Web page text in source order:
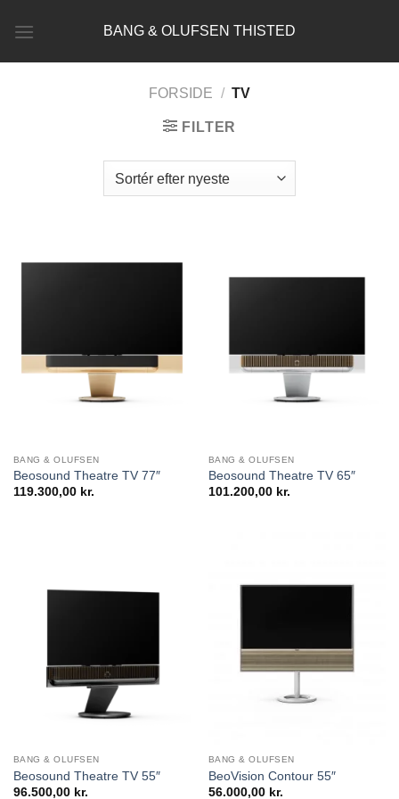
BANG & OLUFSEN THISTED
FORSIDE / TV
FILTER
BANG & OLUFSEN
Beosound Theatre TV 77″
119.300,00 kr.
BANG & OLUFSEN
Beosound Theatre TV 65″
101.200,00 kr.
BANG & OLUFSEN
Beosound Theatre TV 55″
96.500,00 kr.
BANG & OLUFSEN
BeoVision Contour 55″
56.000,00 kr.